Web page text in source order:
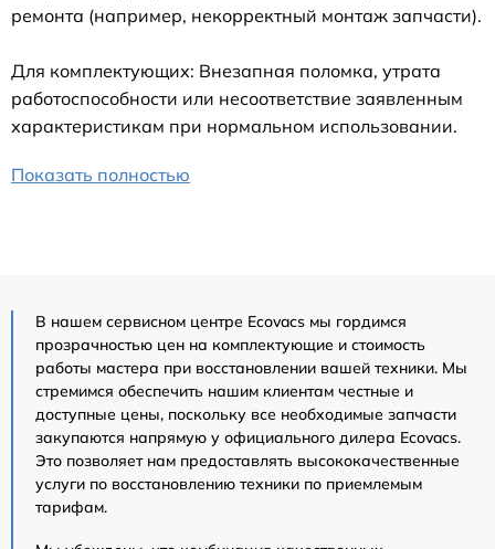
ремонта (например, некорректный монтаж запчасти).
Для комплектующих: Внезапная поломка, утрата
работоспособности или несоответствие заявленным
характеристикам при нормальном использовании.
Показать полностью
В нашем сервисном центре Ecovacs мы гордимся
прозрачностью цен на комплектующие и стоимость
работы мастера при восстановлении вашей техники. Мы
стремимся обеспечить нашим клиентам честные и
доступные цены, поскольку все необходимые запчасти
закупаются напрямую у официального дилера Ecovacs.
Это позволяет нам предоставлять высококачественные
услуги по восстановлению техники по приемлемым
тарифам.